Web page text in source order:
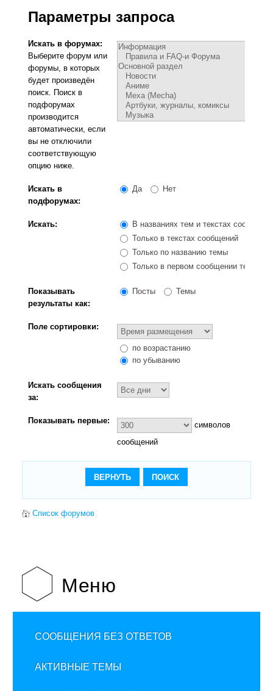
Параметры запроса
Искать в форумах:
Выберите форум или
форумы, в которых
будет произведён
поиск. Поиск в
подфорумах
производится
автоматически, если
вы не отключили
соответствующую
опцию ниже.
Искать в
подфорумах:
Да Нет
Искать:
В названиях тем и текстах
Только в текстах сообщений
Только по названию темы
Только в первом сообщении темы
Показывать
результаты как:
Посты Темы
Поле сортировки:
по возрастанию
по убыванию
Искать сообщения
за:
Показывать первые: символов
сообщений
Список форумов
Меню
СООБЩЕНИЯ БЕЗ ОТВЕТОВ
АКТИВНЫЕ ТЕМЫ